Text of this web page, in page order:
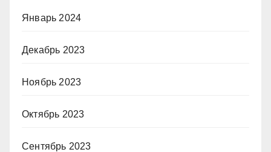
Январь 2024
Декабрь 2023
Ноябрь 2023
Октябрь 2023
Сентябрь 2023